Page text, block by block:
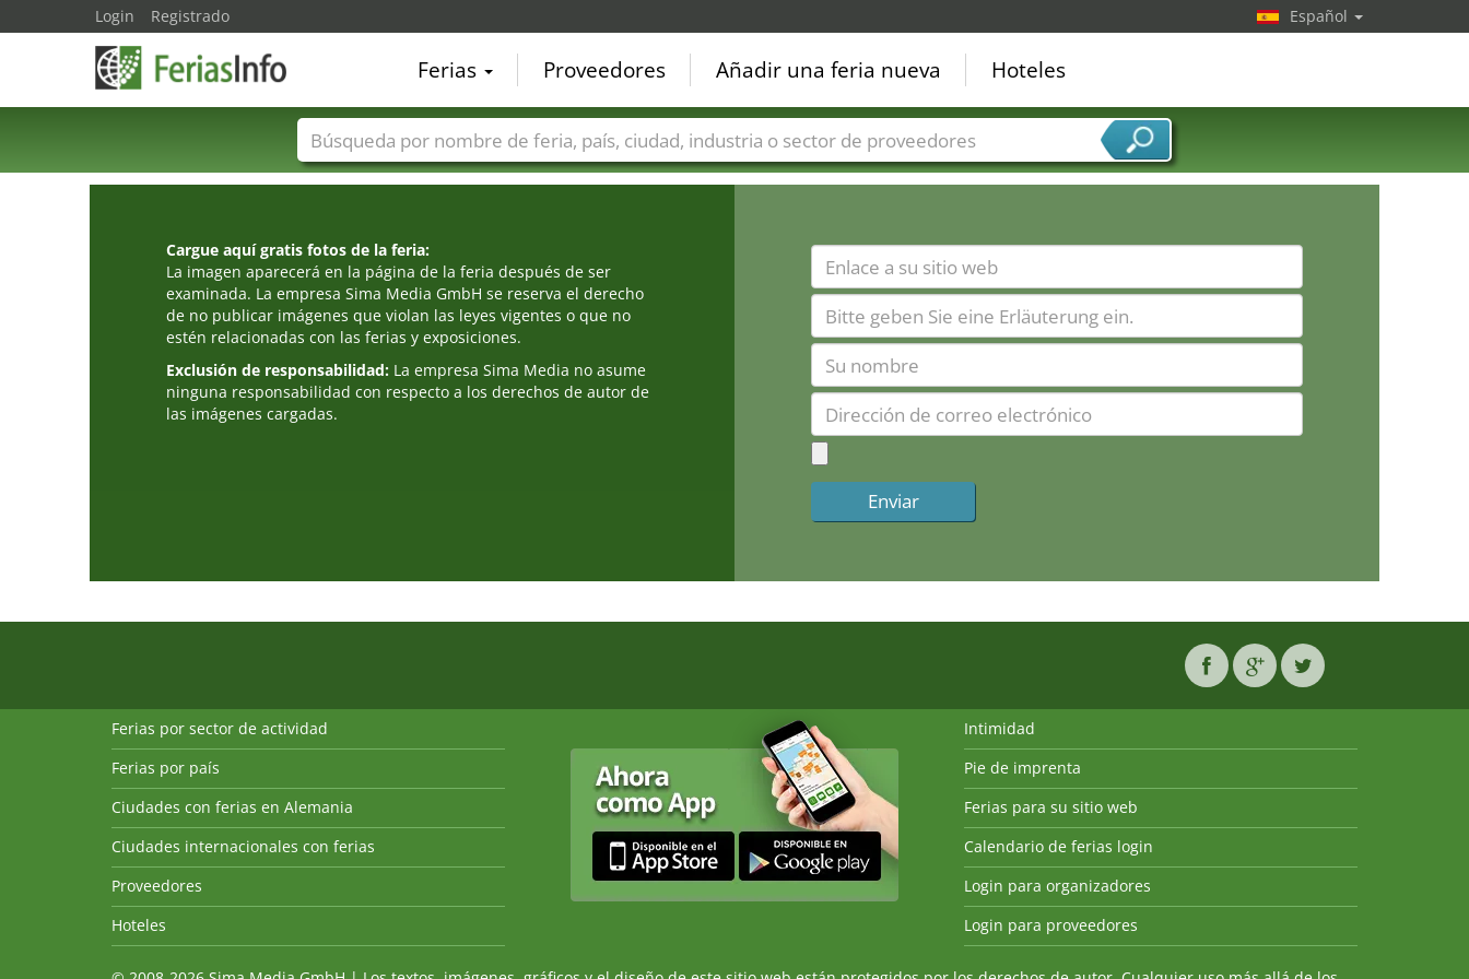
Cargue aquí gratis fotos de la feria:
La imagen aparecerá en la página de la feria después de ser
examinada. La empresa Sima Media GmbH se reserva el derecho
de no publicar imágenes que violan las leyes vigentes o que no
estén relacionadas con las ferias y exposiciones.
Exclusión de responsabilidad: La empresa Sima Media no asume
ninguna responsabilidad con respecto a los derechos de autor de
las imágenes cargadas.
Login Registrado Español
Ferias Proveedores Añadir una feria nueva Hoteles
Nombres de ferias Países Ciudades Sectores de ferias Sectores de proveedor de servicios
Ferias por sector de actividad
Ferias por país
Ciudades con ferias en Alemania
Ciudades internacionales con ferias
Proveedores
Hoteles
Intimidad
Pie de imprenta
Ferias para su sitio web
Calendario de ferias login
Login para organizadores
Login para proveedores